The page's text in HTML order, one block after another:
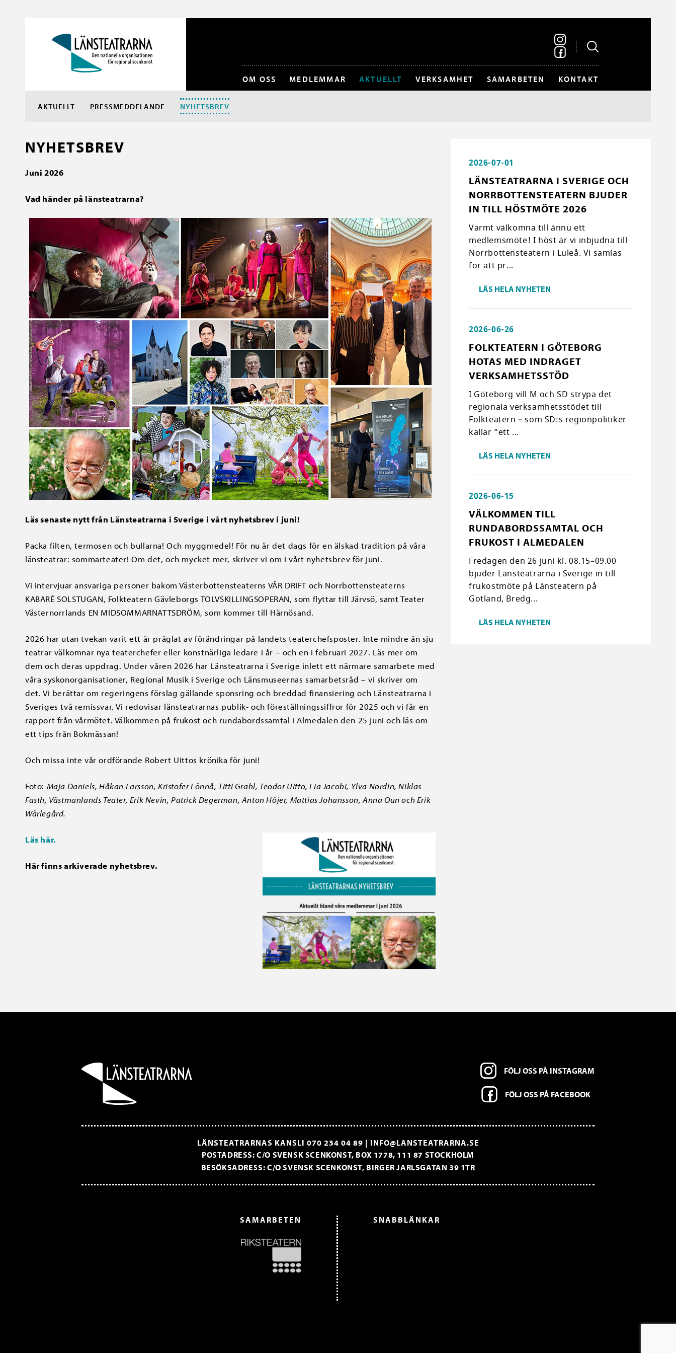
OM OSS MEDLEMMAR AKTUELLT
AKTUELLT PRESSMEDDELANDE NYHETSBREV
VERKSAMHET SAMARBETEN KONTAKT
NYHETSBREV
Juni 2026
Vad händer på länsteatrarna?
Läs senaste nytt från Läns­teatrarna i Sverige i vårt nyhetsbrev i juni!
Packa filten, termosen och bullarna! Och myggmedel! För nu är det dags för en älskad tradition på våra
länsteatrar: sommarteater! Om det, och mycket mer, skriver vi om i vårt nyhetsbrev för juni.
Vi intervjuar ansvariga personer bakom Västerbottensteaterns VÅR DRIFT och Norrbottensteaterns
KABARÉ SOLSTUGAN, Folkteatern Gävleborgs TOLVSKILLINGSOPERAN, som flyttar till Järvsö, samt Teater
Västernorrlands EN MIDSOMMARNATTSDRÖM, som kommer till Härnösand.
2026 har utan tvekan varit ett år präglat av förändringar på landets teaterchefsposter. Inte mindre än sju
teatrar välkomnar nya teaterchefer eller konstnärliga ledare i år – och en i februari 2027. Läs mer om
dem och deras uppdrag. Under våren 2026 har Länsteatrarna i Sverige inlett ett närmare samarbete med
våra syskonorganisationer, Regional Musik i Sverige och Länsmuseernas samarbetsråd – vi skriver om
det. Vi berättar om regeringens förslag gällande sponsring och breddad finansiering och Länsteatrarna i
Sveriges två remissvar. Vi redovisar länsteatrarnas publik- och föreställningssiffror för 2025 och vi får en
rapport från vårmötet. Välkommen på frukost och rundabordssamtal i Almedalen den 25 juni och läs om
ett tips från Bokmässan!
Och missa inte vår ordförande Robert Uittos krönika för juni!
Foto: Maja Daniels, Håkan Larsson, Kristofer Lönnå, Titti Grahl, Teodor Uitto, Lia Jacobi, Ylva Nordin, Niklas
Fasth, Västmanlands Teater, Erik Nevin, Patrick Degerman, Anton Höjer, Mattias Johansson, Anna Oun och Erik
Wärlegård.
Läs här.
Här finns arkiverade nyhetsbrev.
2026-07-01
LÄNSTEATRARNA I SVERIGE OCH
NORRBOTTENSTEATERN BJUDER
IN TILL HÖSTMÖTE 2026
Varmt välkomna till ännu ett
medlemsmöte! I höst är vi inbjudna till
Norrbottensteatern i Luleå. Vi samlas
för att pr...
LÄS HELA NYHETEN
2026-06-26
FOLKTEATERN I GÖTEBORG
HOTAS MED INDRAGET
VERKSAMHETSSTÖD
I Göteborg vill M och SD strypa det
regionala verksamhetsstödet till
Folkteatern – som SD:s regionpolitiker
kallar ”ett ...
LÄS HELA NYHETEN
2026-06-15
VÄLKOMMEN TILL
RUNDABORDSSAMTAL OCH
FRUKOST I ALMEDALEN
Fredagen den 26 juni kl. 08.15–09.00
bjuder Länsteatrarna i Sverige in till
frukostmöte på Länsteatern på
Gotland, Bredg...
LÄS HELA NYHETEN
FÖLJ OSS PÅ INSTAGRAM
FÖLJ OSS PÅ FACEBOOK
LÄNSTEATRARNAS KANSLI 070 234 04 89 | INFO@LANSTEATRARNA.SE
POSTADRESS: C/O SVENSK SCENKONST, BOX 1778, 111 87 STOCKHOLM
BESÖKSADRESS: C/O SVENSK SCENKONST, BIRGER JARLSGATAN 39 1TR
SAMARBETEN SNABBLÄNKAR